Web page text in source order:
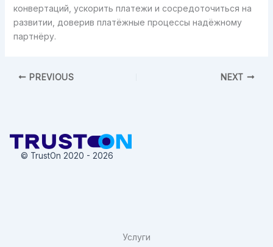
конвертаций, ускорить платежи и сосредоточиться на
развитии, доверив платёжные процессы надёжному
партнёру.
PREVIOUS NEXT
© TrustOn 2020 - 2026
Услуги